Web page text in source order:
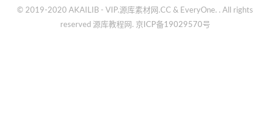
© 2019-2020 AKAILIB - VIP.源库素材网.CC & EveryOne. . All rights
reserved 源库教程网. 京ICP备19029570号